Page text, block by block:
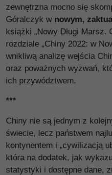
zewnętrzna mocno się
Góralczyk w nowym,
książki „Nowy Długi Marsz.
rozdziale „Chiny 2022: w
wnikliwą analizę wejścia
oraz poważnych wyzwań,
ich przywództwem.
***
Chiny nie są jednym z
świecie, lecz państwem
kontynentem i „cywilizacją
która na dodatek, jak
statystyki i dostępne dane,